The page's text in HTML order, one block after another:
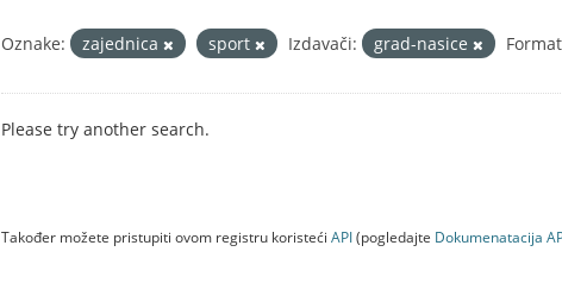
Oznake: zajednica sport Izdavači: grad-nasice
Please try another search.
Također možete pristupiti ovom registru koristeći API(pogledajte Dokumenаtаcijа